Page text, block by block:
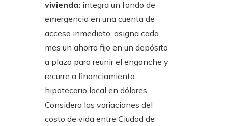
vivienda: integra un fondo de
emergencia en una cuenta de
acceso inmediato, asigna cada
mes un ahorro fijo en un depósito
a plazo para reunir el enganche y
recurre a financiamiento
hipotecario local en dólares.
Considera las variaciones del
costo de vida entre Ciudad de